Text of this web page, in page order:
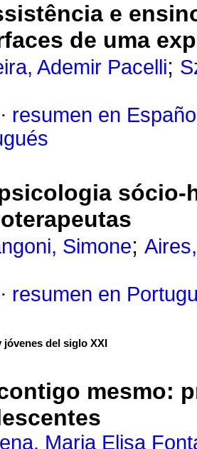
e
de uma
Ademir Pacelli;
· resumen en
sócio-
Simone;
· resumen en
jóvenes del siglo XXI
mesmo:
Maria Elisa